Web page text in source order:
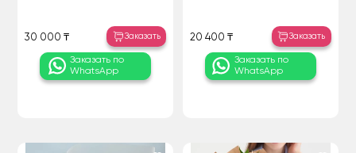
30 000 ₸ Заказать
Заказать по
WhatsApp
20 400 ₸ Заказать
Заказать по
WhatsApp